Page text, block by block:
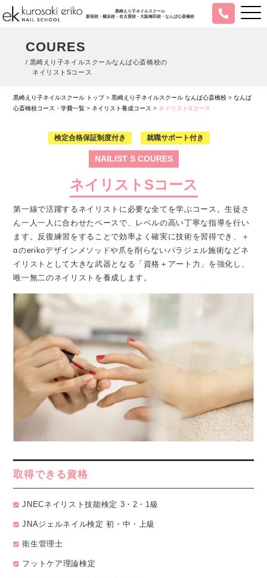
黒崎えり子ネイルスクール
新宿校・横浜校・名古屋校・大阪梅田校・なんば心斎橋校
COURES
/ 黒崎えり子ネイルスクールなんば心斎橋校の
ネイリストSコース
黒崎えり子ネイルスクール トップ>黒崎えり子ネイルスクール なんば心斎橋校 >なんば
心斎橋校コース・学費一覧 >ネイリスト養成コース > ネイリストSコース
検定合格保証制度付き 就職サポート付き
NAILIST S COURES
ネイリストSコース
第一線で活躍するネイリストに必要な全てを学ぶコース。生徒さ
ん一人一人に合わせたペースで、レベルの高い丁寧な指導を行い
ます。反復練習をすることで効率よく確実に技術を習得でき、＋
αのerikoデザインメソッドや爪を削らないパラジェル施術などネ
イリストとして大きな武器となる「資格＋アート力」を強化し、
唯一無二のネイリストを養成します。
取得できる資格
JNECネイリスト技能検定 3・2・1級
JNAジェルネイル検定 初・中・上級
衛生管理士
フットケア理論検定